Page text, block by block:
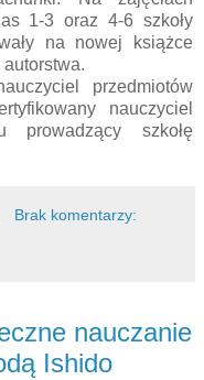
1-3 oraz 4-6 szkoły
na nowej książce
przedmiotów
nauczyciel
prowadzący szkołę
Brak komentarzy:
nauczanie
Ishido